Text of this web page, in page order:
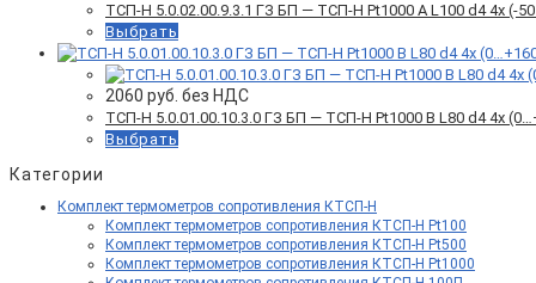
ТСП-Н 5.0.02.00.9.3.1 ГЗ БП — ТСП-Н Pt1000 A L100 d4 4x (-
Выбрать
2060 руб. без НДС
ТСП-Н 5.0.01.00.10.3.0 ГЗ БП — ТСП-Н Pt1000 B L80 d4 4x
Выбрать
Категории
Комплект термометров сопротивления КТСП-Н
Комплект термометров сопротивления КТСП-Н Pt100
Комплект термометров сопротивления КТСП-Н Pt500
Комплект термометров сопротивления КТСП-Н Pt1000